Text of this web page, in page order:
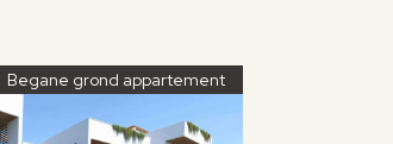
Begane grond appartement